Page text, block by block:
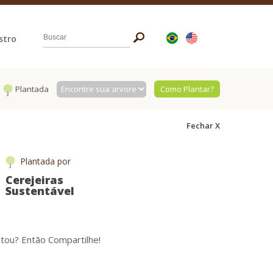
Plantada Como Plantar?
Fechar X
Plantada por
Cerejeiras
Sustentável
Então Compartilhe!